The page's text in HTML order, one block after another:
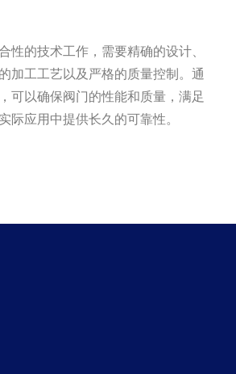
性的技术工作，需要精确的设计、
加工工艺以及严格的质量控制。通
可以确保阀门的性能和质量，满足
际应用中提供长久的可靠性。